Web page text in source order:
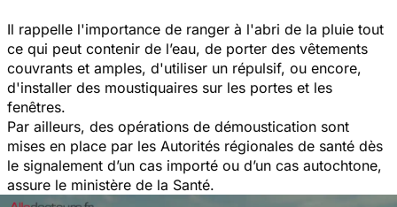
Il rappelle l'importance de ranger à l'abri de la pluie tout
ce qui peut contenir de l’eau, de porter des vêtements
couvrants et amples, d'utiliser un répulsif, ou encore,
d'installer des moustiquaires sur les portes et les
fenêtres.
Par ailleurs, des opérations de démoustication sont
mises en place par les Autorités régionales de santé dès
le signalement d’un cas importé ou d’un cas autochtone,
assure le ministère de la Santé.